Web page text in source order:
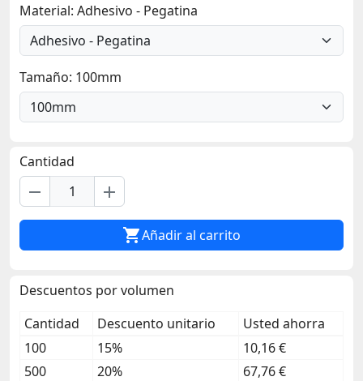
Material: Adhesivo - Pegatina
Tamaño: 100mm
Cantidad
remove add
Añadir al carrito
Descuentos por volumen
Cantidad
Descuento unitario
Usted ahorra
100
15%
10,16 €
500
20%
67,76 €